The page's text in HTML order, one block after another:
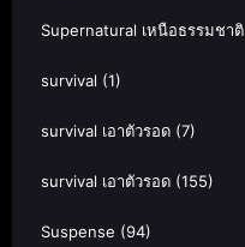
Supernatural เหนือธรรมชาติ
survival (1)
survival เอาตัวรอด (7)
survival เอาตัวรอด (155)
Suspense (94)